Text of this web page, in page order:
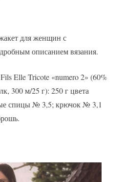
с
персидским
для женщин с
описанием вязания.
Elle Tricote «numero 2» (60%
300 м/25 г): 250 г цвета
спицы № 3,5; крючок № 3,1